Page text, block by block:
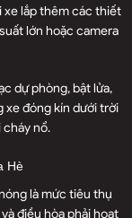
xe lắp thêm các thiết
lớn hoặc camera
dự phòng, bật lửa,
xe đóng kín dưới trời
nổ.
Hè
là mức tiêu thụ
điều hòa phải hoạt